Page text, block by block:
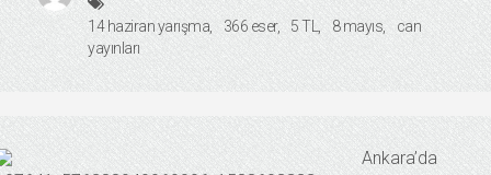
14 haziran yarışma 366 eser 5 TL 8 mayıs
can
yayınları
Ankara’da